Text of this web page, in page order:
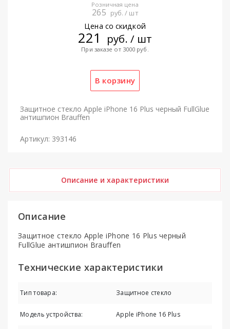
Розничная цена
265 руб. / шт
Цена со скидкой
221 руб. / шт
При заказе от 3000 руб.
Защитное стекло Apple iPhone 16 Plus черный FullGlue
антишпион Brauffen
Артикул: 393146
Описание и характеристики
Описание
Защитное стекло Apple iPhone 16 Plus черный
FullGlue антишпион Brauffen
Технические характеристики
Тип товара: Защитное стекло
Модель устройства: Apple iPhone 16 Plus